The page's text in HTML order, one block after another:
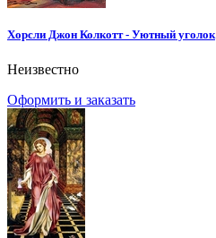
Хорсли Джон Колкотт - Уютный уголок
Неизвестно
Оформить и заказать